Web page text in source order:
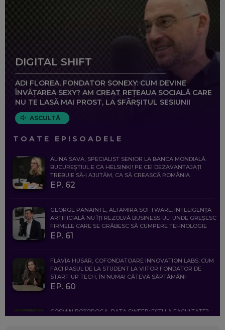
DIGITAL SHIFT
ADI FLOREA, FONDATOR SONEXY: CUM DEVINE
ÎNVĂȚAREA SEXY? AM CREAT REȚEAUA SOCIALĂ CARE
NU TE LASĂ MAI PROST, LA SFÂRȘITUL SESIUNII
ASCULTĂ
TOATE EPISOADELE
ALINA SAVA, SPECIALIST SENIOR LA BANCA MONDIALĂ:
BUCUREȘTIUL E CA HELSINKI! PE CEI DEZAVANTAJAȚI
TREBUIE SĂ-I AJUTĂM, CA SĂ CREASCĂ ROMÂNIA
EP. 62
GEORGE PANAINTE, ALTAMIRA SOFTWARE: INTELIGENȚA
ARTIFICIALĂ NU ÎȚI REZOLVĂ BUSINESS-UL! UNDE GREȘESC
FIRMELE CARE SE GRĂBESC SĂ CUMPERE TEHNOLOGIE
EP. 61
FLAVIA HUSAR, COFONDATOARE INNOVATION LABS: CUM
FACI PASUL DE LA STUDENT LA VIITOR FONDATOR DE
START-UP TECH, ÎN NUMAI CÂTEVA SĂPTĂMÂNI
EP. 60
COSMIN BOȚOROGA, DATA SWEEP: EȘTI LA FACULTATE?